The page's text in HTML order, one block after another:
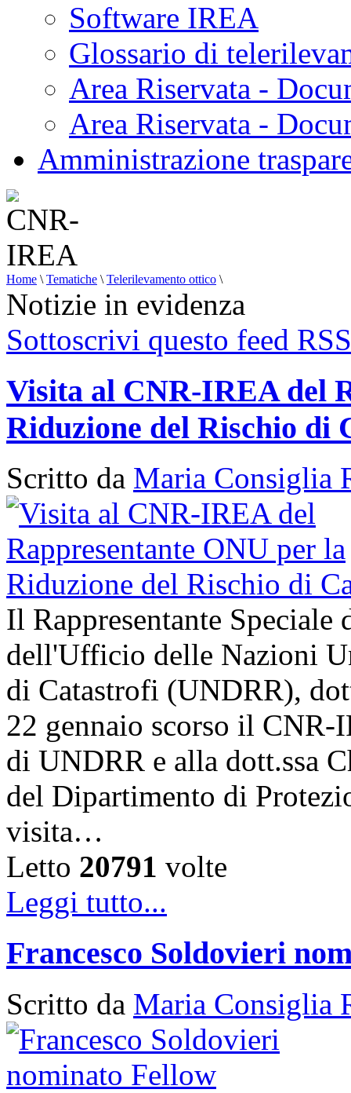
Software IREA
Glossario di
Area Riservata -
Area Riservata -
Amministrazione
Home \ Tematiche \ Telerilevamento ottico \
Notizie in evidenza
Sottoscrivi questo feed RSS
Visita al CNR-IREA del
Riduzione del Rischio di
Scritto da Maria Consiglia
Il Rappresentante Speciale
dell'Ufficio delle Nazioni
di Catastrofi (UNDRR),
22 gennaio scorso il CNR-
di UNDRR e alla dott.ssa
del Dipartimento di
visita…
Letto 20791 volte
Leggi tutto...
Francesco Soldovieri
Scritto da Maria Consiglia